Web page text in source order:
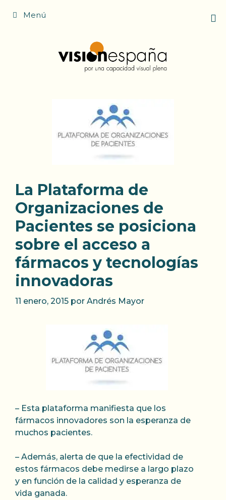
Menú
La Plataforma de
Organizaciones de
Pacientes se posiciona
sobre el acceso a
fármacos y tecnologías
innovadoras
11 enero, 2015 por Andrés Mayor
– Esta plataforma manifiesta que los
fármacos innovadores son la esperanza de
muchos pacientes.
– Además, alerta de que la efectividad de
estos fármacos debe medirse a largo plazo
y en función de la calidad y esperanza de
vida ganada.